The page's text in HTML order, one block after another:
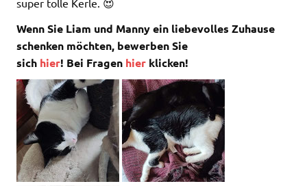
Wenn Sie Liam und Manny ein liebevolles Zuhause
schenken möchten, bewerben Sie
sich hier! Bei Fragen hier klicken!